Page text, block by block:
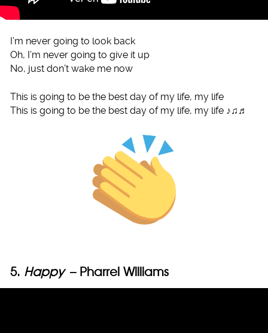
I’m never going to look back
Oh, I’m never going to give it up
No, just don’t wake me now
This is going to be the best day of my life, my life
This is going to be the best day of my life, my life ♪♫♬
5. Happy– Pharrel Williams